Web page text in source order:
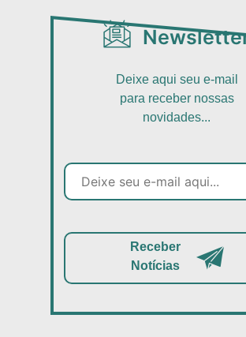
Deixe aqui seu e-mail
para receber nossas
novidades...
Receber
Notícias